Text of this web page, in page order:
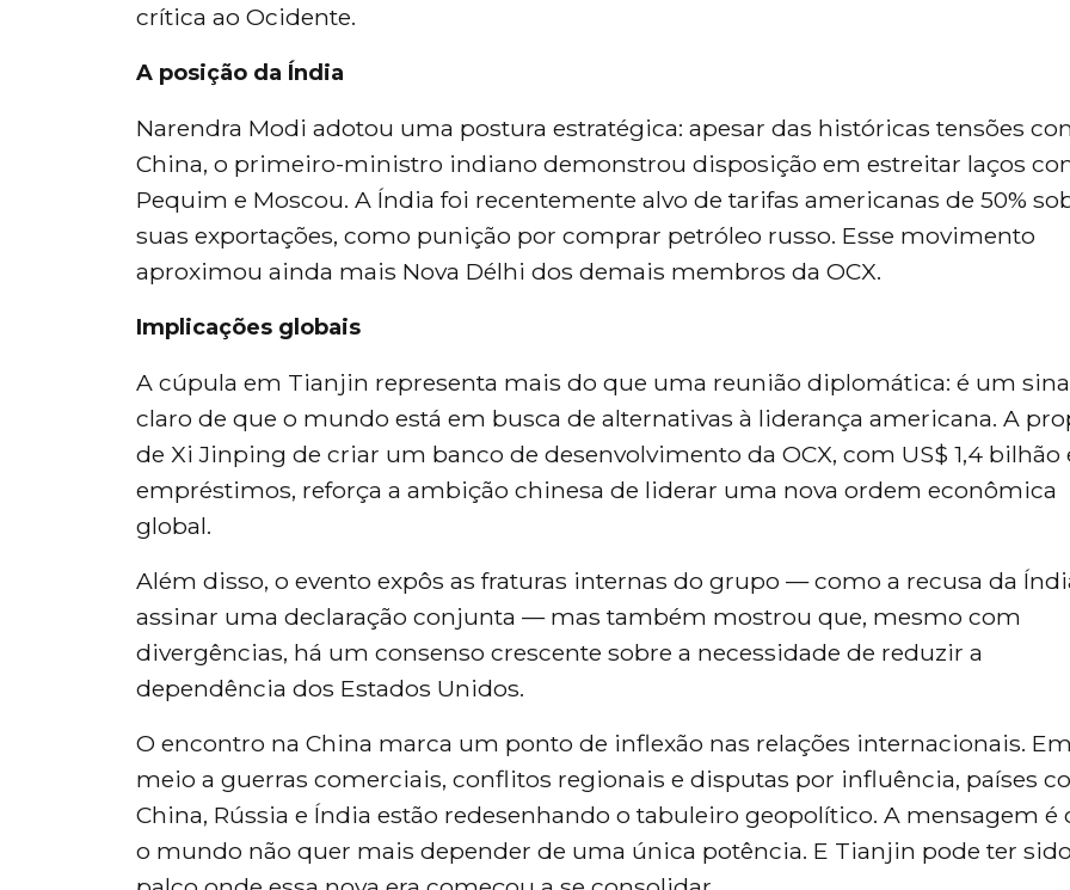
crítica ao Ocidente.
A posição da Índia
Narendra Modi adotou uma postura estratégica: apesar das históricas tensões
China, o primeiro-ministro indiano demonstrou disposição em estreitar laços
Pequim e Moscou. A Índia foi recentemente alvo de tarifas americanas de 50%
suas exportações, como punição por comprar petróleo russo. Esse movimento
aproximou ainda mais Nova Délhi dos demais membros da OCX.
Implicações globais
A cúpula em Tianjin representa mais do que uma reunião diplomática: é um
claro de que o mundo está em busca de alternativas à liderança americana. A
de Xi Jinping de criar um banco de desenvolvimento da OCX, com US$ 1,4 bilhão
empréstimos, reforça a ambição chinesa de liderar uma nova ordem econômica
global.
Além disso, o evento expôs as fraturas internas do grupo — como a recusa da
assinar uma declaração conjunta — mas também mostrou que, mesmo com
divergências, há um consenso crescente sobre a necessidade de reduzir a
dependência dos Estados Unidos.
O encontro na China marca um ponto de inflexão nas relações internacionais. Em
meio a guerras comerciais, conflitos regionais e disputas por influência, países
China, Rússia e Índia estão redesenhando o tabuleiro geopolítico. A mensagem é
o mundo não quer mais depender de uma única potência. E Tianjin pode ter